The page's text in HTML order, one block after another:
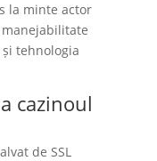
la minte actor
tehnologia
cazinoul
de SSL